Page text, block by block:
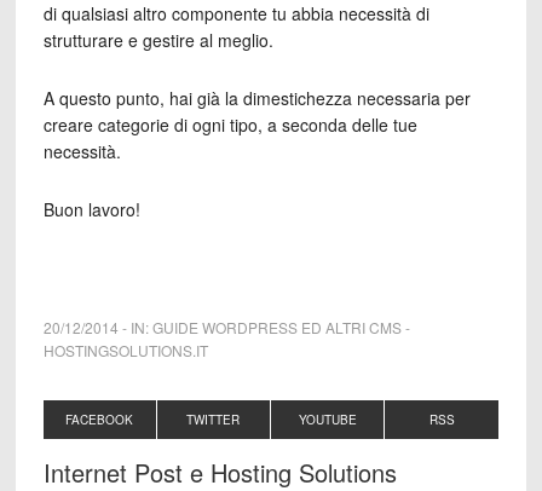
di qualsiasi altro componente tu abbia necessità di
strutturare e gestire al meglio.
A questo punto, hai già la dimestichezza necessaria per
creare categorie di ogni tipo, a seconda delle tue
necessità.
Buon lavoro!
20/12/2014 - IN:GUIDE WORDPRESS ED ALTRI CMS-
HOSTINGSOLUTIONS.IT
FACEBOOK TWITTER YOUTUBE RSS
Internet Post e Hosting Solutions